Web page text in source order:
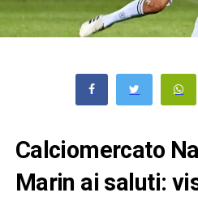
Calciomercato
Marin ai saluti: